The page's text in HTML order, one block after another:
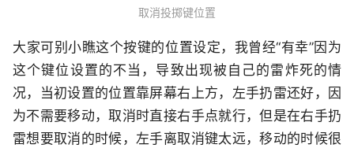
取消投掷键位置
大家可别小瞧这个按键的位置设定，我曾经“有幸”因为
这个键位设置的不当，导致出现被自己的雷炸死的情
况，当初设置的位置靠屏幕右上方，左手扔雷还好，因
为不需要移动，取消时直接右手点就行，但是在右手扔
雷想要取消的时候，左手离取消键太远，移动的时候很